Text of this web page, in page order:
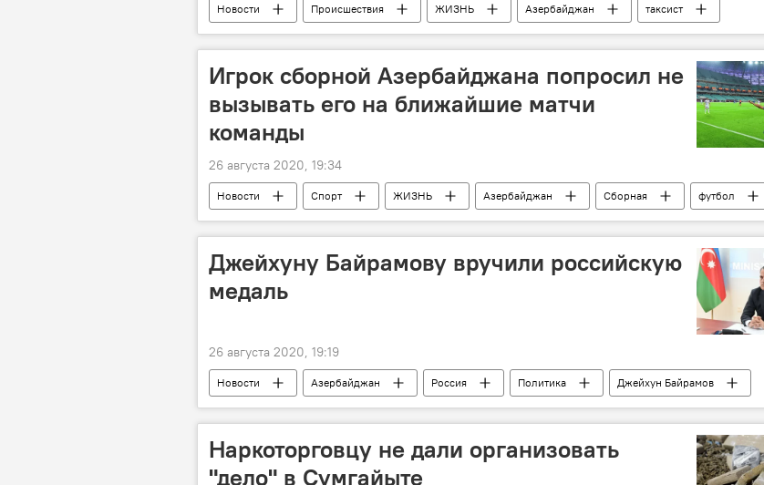
Новости Происшествия ЖИЗНЬ Азербайджан
таксист
Наркотики
арест
Игрок сборной Азербайджана попросил не
вызывать его на ближайшие матчи
команды
26 августа 2020, 19:34
Новости Спорт ЖИЗНЬ Азербайджан Сборная
футбол
Футболист
форвард Дмитрий Назаров
Джейхуну Байрамову вручили российскую
медаль
26 августа 2020, 19:19
Новости Азербайджан Россия Политика
Джейхун Байрамов
медаль
Вице-спикер Совета Федерации РФ Ильяс Умаханов
Наркоторговцу не дали организовать
"дело" в Сумгайыте